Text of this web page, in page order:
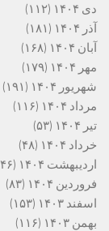
دی ۱۴۰۴
(۱۱۲)
آذر ۱۴۰۴
(۱۸۱)
آبان ۱۴۰۴
(۱۶۸)
مهر ۱۴۰۴
(۱۷۹)
شهریور ۱۴۰۴
(۱۹۱)
مرداد ۱۴۰۴
(۱۱۶)
تیر ۱۴۰۴
(۵۳)
خرداد ۱۴۰۴
(۴۸)
اردیبهشت ۱۴۰۴
(۱۴۶)
فروردین ۱۴۰۴
(۸۳)
اسفند ۱۴۰۳
(۱۵۳)
بهمن ۱۴۰۳
(۱۱۶)